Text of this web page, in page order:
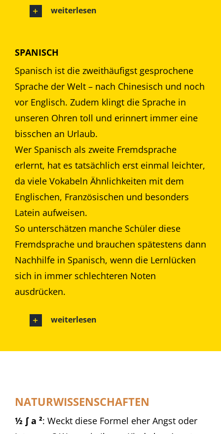
weiterlesen
SPANISCH
Spanisch ist die zweithäufigst gesprochene
Sprache der Welt – nach Chinesisch und noch
vor Englisch. Zudem klingt die Sprache in
unseren Ohren toll und erinnert immer eine
bisschen an Urlaub.
Wer Spanisch als zweite Fremdsprache
erlernt, hat es tatsächlich erst einmal leichter,
da viele Vokabeln Ähnlichkeiten mit dem
Englischen, Französischen und besonders
Latein aufweisen.
So unterschätzen manche Schüler diese
Fremdsprache und brauchen spätestens dann
Nachhilfe in Spanisch, wenn die Lernlücken
sich in immer schlechteren Noten
ausdrücken.
weiterlesen
NATURWISSENSCHAFTEN
½ ∫ a ²: Weckt diese Formel eher Angst oder